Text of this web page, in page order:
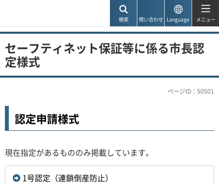
検索 問い合わせ Language メニュー
セーフティネット保証等に係る市長認
定様式
ページID：50501
認定申請様式
現在指定があるもののみ掲載しています。
1号認定（連鎖倒産防止）